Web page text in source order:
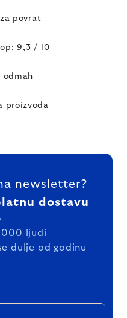
povrat
9,3 / 10
odmah
proizvoda
newsletter?
dostavu
000 ljudi
dulje od godinu